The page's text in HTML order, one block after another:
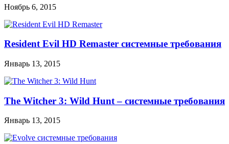
Ноябрь 6, 2015
Resident Evil HD Remaster системные требования
Январь 13, 2015
The Witcher 3: Wild Hunt – системные требования
Январь 13, 2015